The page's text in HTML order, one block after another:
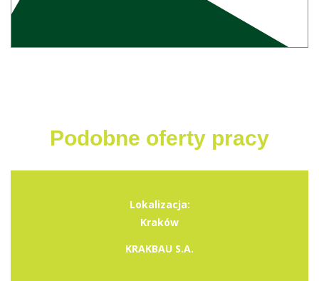
Podobne oferty pracy
Lokalizacja:
Kraków
KRAKBAU S.A.